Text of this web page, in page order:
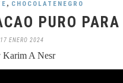
, CHOCOLATENEGRO
PURO
17 ENERO 2024
Karim A Nesr